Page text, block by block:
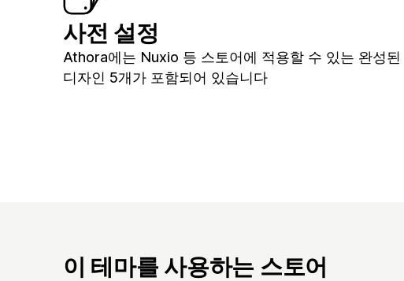
사전 설정
Athora에는 Nuxio 등 스토어에 적용할 수 있는 완성된
디자인 5개가 포함되어 있습니다
이 테마를 사용하는 스토어